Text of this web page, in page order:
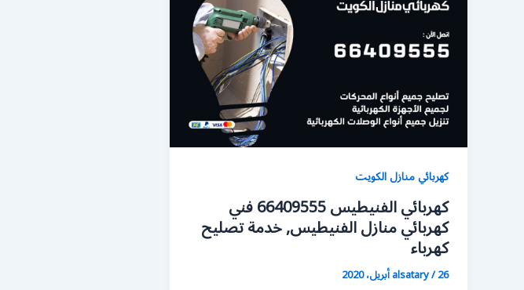
كهربائي منازل الكويت
كهربائي الفنيطيس 66409555 فني
كهربائي منازل الفنيطيس, خدمة تصليح
كهرباء
alsatary/26 أبريل، 2020